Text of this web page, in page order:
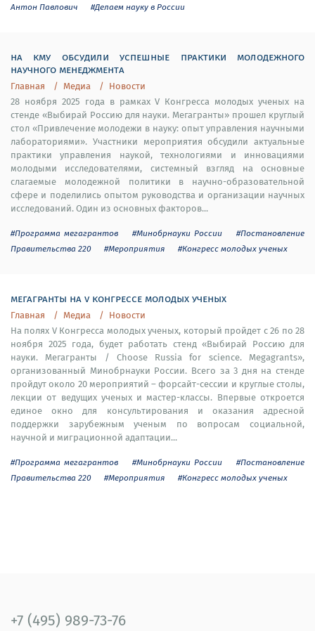
Антон Павлович
#Делаем науку в России
на кму обсудили успешные практики молодежного
научного менеджмента
Главная Медиа
Новости
28 ноября 2025 года в рамках V Конгресса молодых ученых на
стенде «Выбирай Россию для науки. Мегагранты» прошел круглый
стол «Привлечение молодежи в науку: опыт управления научными
лабораториями». Участники мероприятия обсудили актуальные
практики управления наукой, технологиями и инновациями
молодыми исследователями, системный взгляд на основные
слагаемые молодежной политики в научно-образовательной
сфере и поделились опытом руководства и организации научных
исследований. Один из основных факторов...
#Программа мегагрантов #Минобрнауки России
#Постановление
Правительства 220
#Мероприятия #Конгресс молодых ученых
мегагранты на v конгрессе молодых ученых
Главная Медиа
Новости
На полях V Конгресса молодых ученых, который пройдет с 26 по 28
ноября 2025 года, будет работать стенд «Выбирай Россию для
науки. Мегагранты / Choose Russia for science. Megagrants»,
организованный Минобрнауки России. Всего за 3 дня на стенде
пройдут около 20 мероприятий – форсайт-сессии и круглые столы,
лекции от ведущих ученых и мастер-классы. Впервые откроется
единое окно для консультирования и оказания адресной
поддержки зарубежным ученым по вопросам социальной,
научной и миграционной адаптации...
#Программа мегагрантов #Минобрнауки России
#Постановление
Правительства 220
#Мероприятия #Конгресс молодых ученых
+7 (495) 989-73-76